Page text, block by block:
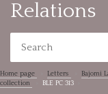
Relations
Home page Letters Bajomi
collection
BLE PC 313